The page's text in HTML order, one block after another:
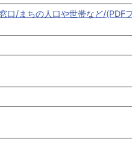
口/まちの人口や世帯など/(PDF